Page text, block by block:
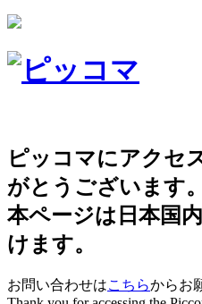
ピッコマにアクセ
がとうございます。
本ページは日本国
けます。
お問い合わせはこちらからお